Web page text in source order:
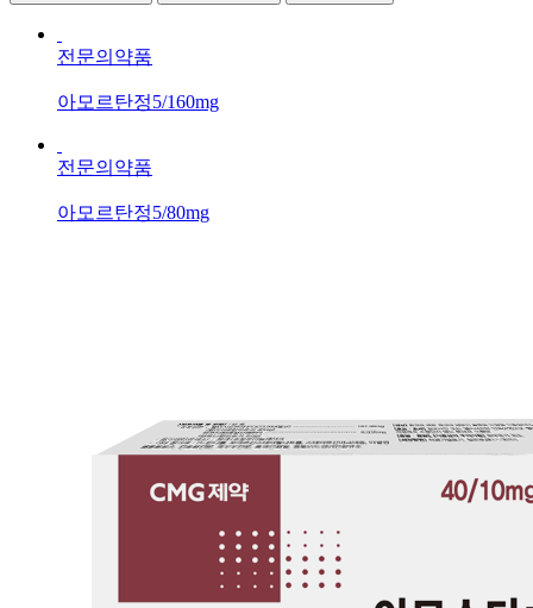
전문의약품
아모르탄정5/160mg
전문의약품
아모르탄정5/80mg